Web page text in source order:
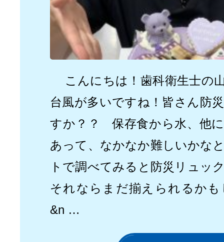
こんにちは！歯科衛生士の
台風が多いですね！皆さん防
すか？？ 保存食から水、他
あって、なかなか難しいかな
トで調べてみると防災リュッ
それならまだ揃えられるか
&n …